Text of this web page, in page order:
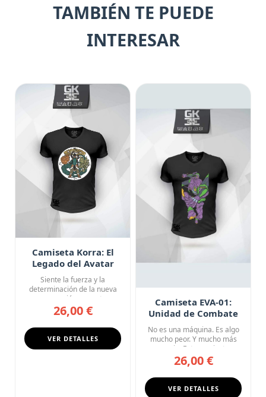
TAMBIÉN TE PUEDE
INTERESAR
Camiseta Korra: El
Legado del Avatar
Siente la fuerza y la
determinación de la nueva
generación con esta
camiseta ...
26,00 €
VER DETALLES
Camiseta EVA-01:
Unidad de Combate
No es una máquina. Es algo
mucho peor. Y mucho más
necesario. Esta camiseta n...
26,00 €
VER DETALLES